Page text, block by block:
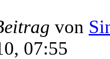
von
07:55